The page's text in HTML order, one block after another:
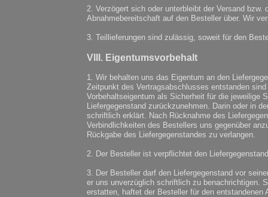
2. Verzögert sich oder unterbleibt der Versand
Abnahmebereitschaft auf den Besteller über. Wir
3. Teillieferungen sind zulässig, soweit für den
VIII. Eigentumsvorbehalt
1. Wir behalten uns das Eigentum an den
Zeitpunkt des Vertragsabschlusses entstanden
Vorbehaltseigentum als Sicherheit für die jeweilige
Liefergegenstand zurückzunehmen. Darin oder in
schriftlich erklärt. Nach Rücknahme des
Verbindlichkeiten des Bestellers uns gegenüber
Rückgabe des Liefergegenstandes zu verlangen.
2. Der Besteller ist verpflichtet den
3. Der Besteller darf den Liefergegenstand vor
er uns unverzüglich schriftlich zu benachrichtigen.
erstatten, haftet der Besteller für den entstandenen